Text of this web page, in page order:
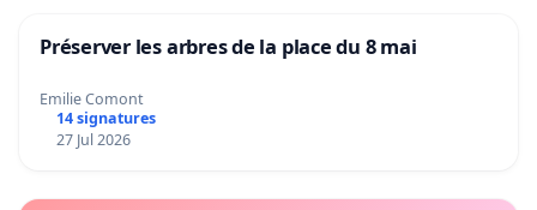
Préserver les arbres de la place du 8 mai
Emilie Comont
14 signatures
27 Jul 2026